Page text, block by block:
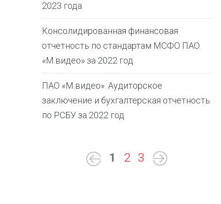
2023 года.
Консолидированная финансовая
отчетность по стандартам МСФО ПАО
«М.видео» за 2022 год
ПАО «М.видео». Аудиторское
заключение и бухгалтерская отчетность
по РСБУ за 2022 год
1 2 3